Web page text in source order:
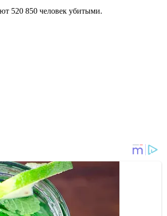
520 850 человек убитыми.